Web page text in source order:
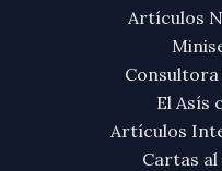
Artículos
El Asís
Artículos
Cartas